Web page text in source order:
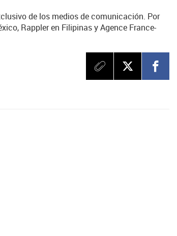
de los medios de comunicación. Por
Rappler en Filipinas y Agence France-